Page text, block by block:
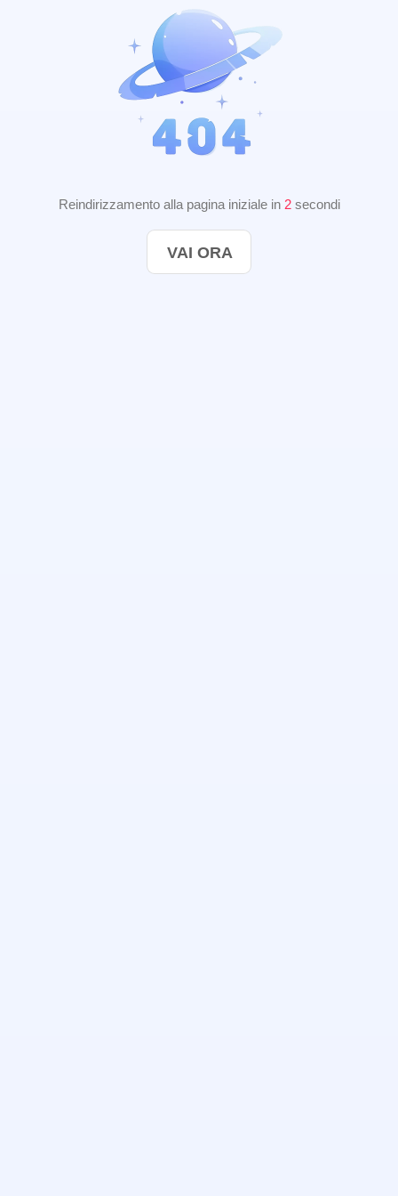
Reindirizzamento alla pagina iniziale in 2secondi
VAI ORA